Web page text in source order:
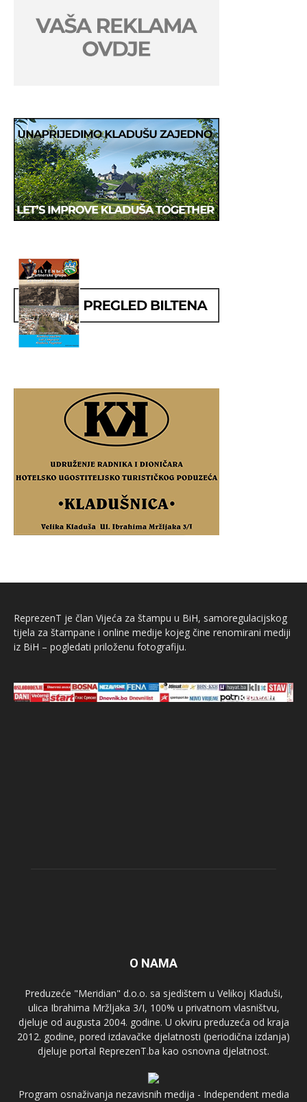
ReprezenT je član Vijeća za štampu u BiH, samoregulacijskog
tijela za štampane i online medije kojeg čine renomirani mediji
iz BiH – pogledati priloženu fotografiju.
O NAMA
Preduzeće "Meridian" d.o.o. sa sjedištem u Velikoj Kladuši,
ulica Ibrahima Mržljaka 3/I, 100% u privatnom vlasništvu,
djeluje od augusta 2004. godine. U okviru preduzeća od kraja
2012. godine, pored izdavačke djelatnosti (periodična izdanja)
djeluje portal ReprezenT.ba kao osnovna djelatnost.
Program osnaživanja nezavisnih medija - Independent media